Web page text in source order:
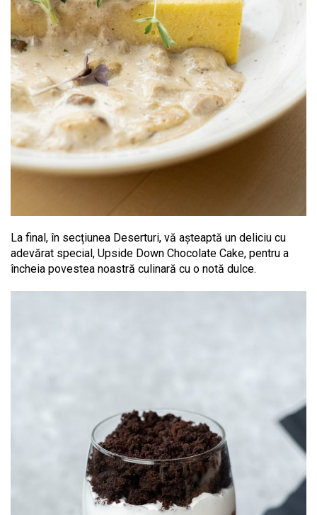
La final, în secțiunea Deserturi, vă așteaptă un deliciu cu
adevărat special, Upside Down Chocolate Cake, pentru a
încheia povestea noastră culinară cu o notă dulce.